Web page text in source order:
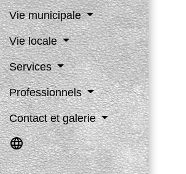
Vie municipale
Vie locale
Services
Professionnels
Contact et galerie
language